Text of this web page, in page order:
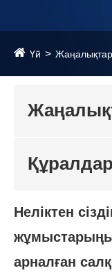
Үй Жаңалықтар
Құралдар
Неліктен
арналған